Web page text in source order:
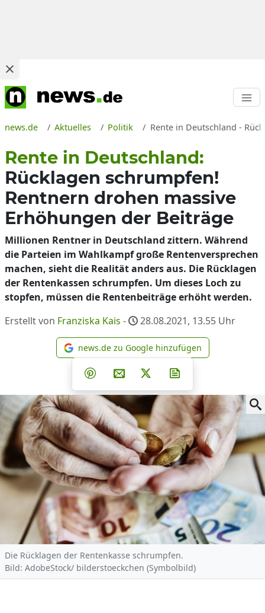
news.de Aktuelles Politik Rente in Deutschland -
Rente in Deutschland:
Rücklagen schrumpfen!
Rentnern drohen massive
Erhöhungen der Beiträge
Millionen Rentner in Deutschland zittern. Während
die Parteien im Wahlkampf große Rentenversprechen
machen, sieht die Realität anders aus. Die Rücklagen
der Rentenkassen schrumpfen. Um dieses Loch zu
stopfen, müssen die Rentenbeiträge erhöht werden.
Erstellt von Franziska Kais - 28.08.2021, 13.55 Uhr
news.de zu Google
news.de zu Google hinzufügen
Teilen auf Facebook
Teilen auf Whatsapp
Teilen auf Telegram
Teilen auf Pinterest
Per E-Mail teilen
Post auf X
Die Rücklagen der Rentenkasse schrumpfen.
Bild: AdobeStock/ bilderstoeckchen (Symbolbild)